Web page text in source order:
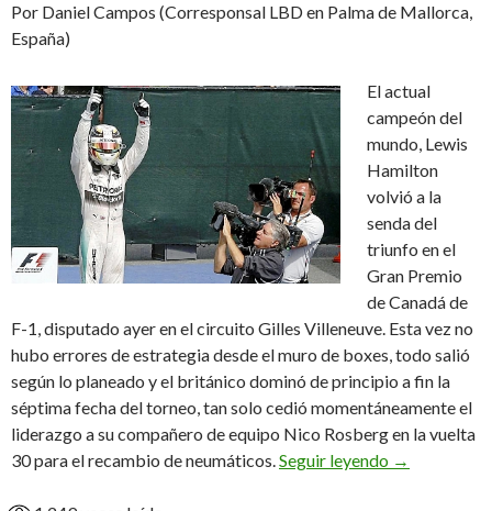
Por Daniel Campos (Corresponsal LBD en Palma de Mallorca,
España)
El actual
campeón del
mundo, Lewis
Hamilton
volvió a la
senda del
triunfo en el
Gran Premio
de Canadá de
F-1, disputado ayer en el circuito Gilles Villeneuve. Esta vez no
hubo errores de estrategia desde el muro de boxes, todo salió
según lo planeado y el británico dominó de principio a fin la
séptima fecha del torneo, tan solo cedió momentáneamente el
liderazgo a su compañero de equipo Nico Rosberg en la vuelta
30 para el recambio de neumáticos.Seguir leyendo Hamilton
→